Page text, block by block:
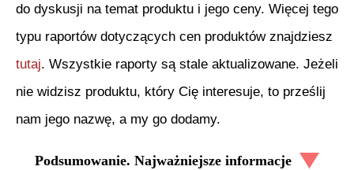
do dyskusji na temat produktu i jego ceny. Więcej tego
typu raportów dotyczących cen produktów znajdziesz
tutaj. Wszystkie raporty są stale aktualizowane. Jeżeli
nie widzisz produktu, który Cię interesuje, to prześlij
nam jego nazwę, a my go dodamy.
Podsumowanie. Najważniejsze informacje